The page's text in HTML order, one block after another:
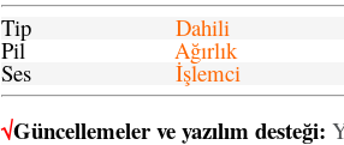
Tip Dahili
Pil Ağırlık
Ses İşlemci
√Güncellemeler ve yazılım desteği: